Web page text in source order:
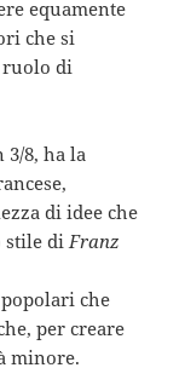
equamente
che si
di
8, ha la
di idee che
stile di Franz
che
per creare
minore.